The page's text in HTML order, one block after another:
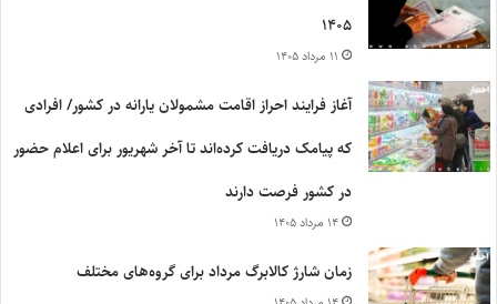
۱۴۰۵
۱۱ مرداد ۱۴۰۵
آغاز فرایند احراز اقامت مشمولان یارانه در کشور/ افرادی
که پیامک دریافت کرده‌اند تا آخر شهریور برای اعلام حضور
در کشور فرصت دارند
۱۴ مرداد ۱۴۰۵
زمان شارژ کالابرگ مرداد برای گروه‌های مختلف